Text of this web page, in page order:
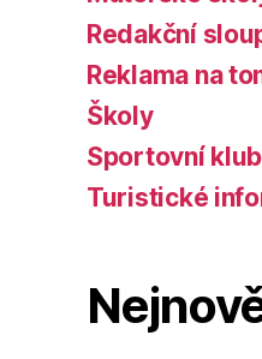
Redakční
Reklama na
Školy
Sportovní
Turistické